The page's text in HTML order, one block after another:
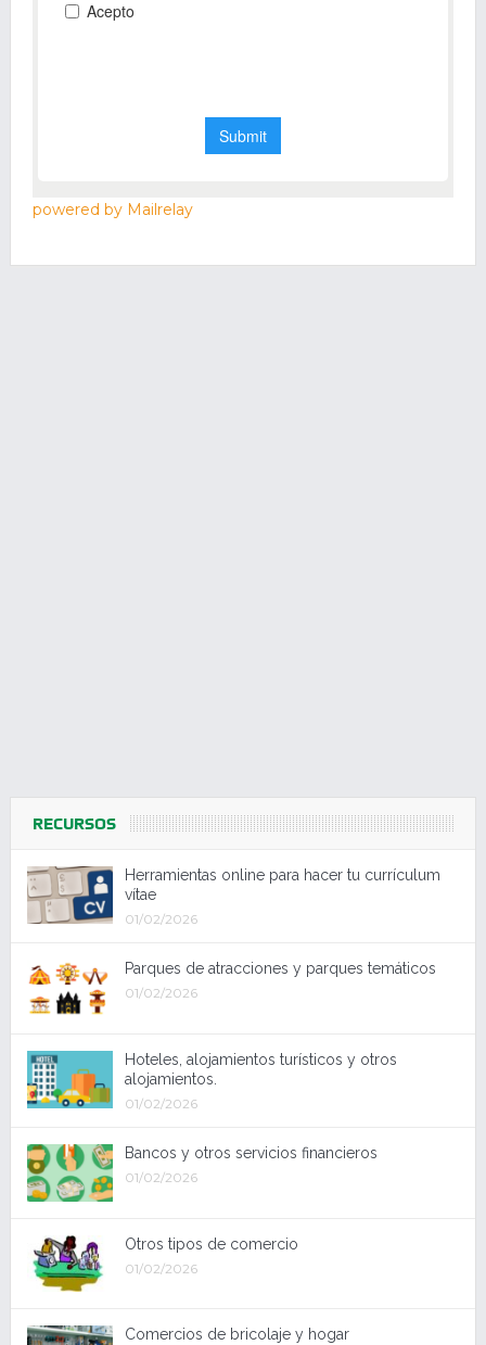
powered by Mailrelay
RECURSOS
Herramientas online para hacer tu currículum
vítae
01/02/2026
Parques de atracciones y parques temáticos
01/02/2026
Hoteles, alojamientos turísticos y otros
alojamientos.
01/02/2026
Bancos y otros servicios financieros
01/02/2026
Otros tipos de comercio
01/02/2026
Comercios de bricolaje y hogar